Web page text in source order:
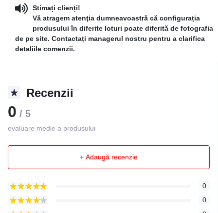
Stimați clienți!
Vă atragem atenţia dumneavoastră că configurația
produsului în diferite loturi poate diferită de fotografia
de pe site. Contactați managerul nostru pentru a clarifica
detaliile comenzii.
Recenzii
0 / 5
evaluare medie a produsului
+ Adaugă recenzie
0
0